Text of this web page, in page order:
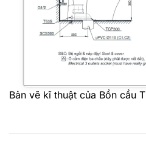
Bản vẽ kĩ thuật của Bồn cầu